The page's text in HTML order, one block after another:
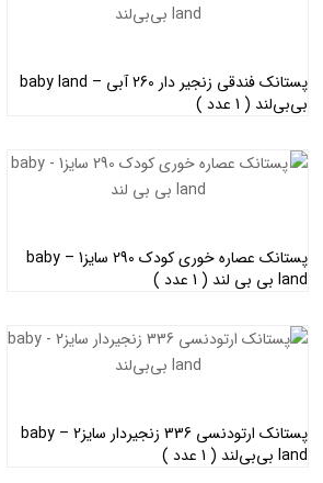
اطلاعات بیشتر
پستانک فندقی زنجیر دار 260 آبی – baby land
بی‌بی‌لند ( 1 عدد )
اطلاعات بیشتر
پستانک عصاره خوری کودک 290 سایز1 – baby
land بی بی لند ( 1 عدد )
اطلاعات بیشتر
پستانک ارتودنسی 336 زنجیردار سایز2 – baby
land بی‌بی‌لند ( 1 عدد )